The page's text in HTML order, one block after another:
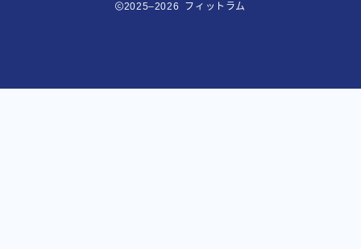
2025–2026 フィットラム